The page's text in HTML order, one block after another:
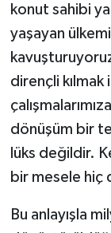
konut sahibi
yaşayan
dirençli
dönüşüm bir
lüks değildir.
bir mesele hiç
Bu anlayışla